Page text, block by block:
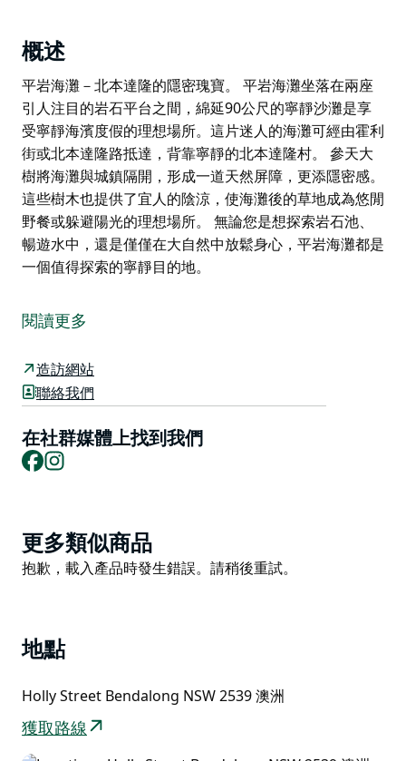
概述
平岩海灘－北本達隆的隱密瑰寶。 平岩海灘坐落在兩座
引人注目的岩石平台之間，綿延90公尺的寧靜沙灘是享
受寧靜海濱度假的理想場所。這片迷人的海灘可經由霍利
街或北本達隆路抵達，背靠寧靜的北本達隆村。 參天大
樹將海灘與城鎮隔開，形成一道天然屏障，更添隱密感。
這些樹木也提供了宜人的陰涼，使海灘後的草地成為悠閒
野餐或躲避陽光的理想場所。 無論您是想探索岩石池、
暢遊水中，還是僅僅在大自然中放鬆身心，平岩海灘都是
一個值得探索的寧靜目的地。
平岩海灘坐落在兩座引人注目的岩石平台之間，綿延90
人的海灘可經由霍利街或北本達隆路抵達，背靠寧靜的北
本達隆村。
密感。這些樹木也提供了宜人的陰涼，使海灘後的草地成
為悠閒野餐或躲避陽光的理想場所。
閱讀更多
造訪網站
聯絡我們
在社群媒體上找到我們
Facebook
Product
List
更多類似商品
Product
抱歉，載入產品時發生錯誤。請稍後重試。
地點
Holly Street Bendalong NSW 2539 澳洲
獲取路線